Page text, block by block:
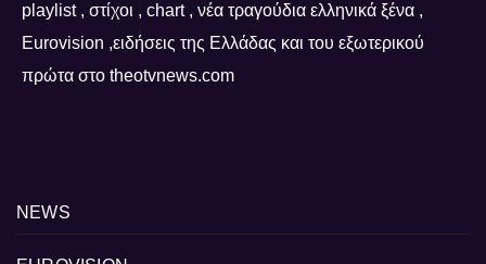
playlist , στίχοι , chart , νέα τραγούδια ελληνικά ξένα ,
Eurovision ,ειδήσεις της Ελλάδας και του εξωτερικού
πρώτα στο theotvnews.com
NEWS